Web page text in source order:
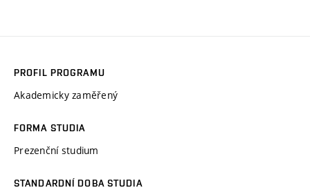
PROFIL PROGRAMU
Akademicky zaměřený
FORMA STUDIA
Prezenční studium
STANDARDNÍ DOBA STUDIA